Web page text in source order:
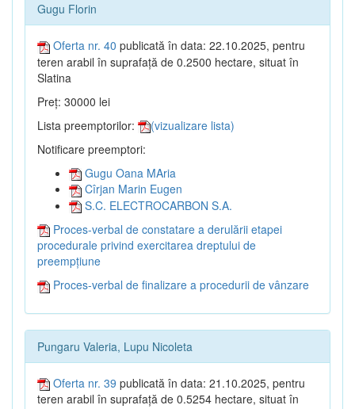
Gugu Florin
Oferta nr. 40 publicată în data: 22.10.2025, pentru
teren arabil în suprafață de 0.2500 hectare, situat în
Slatina
Preț: 30000 lei
Lista preemptorilor:
(vizualizare lista)
Notificare preemptori:
Gugu Oana MAria
Cîrjan Marin Eugen
S.C. ELECTROCARBON S.A.
Proces-verbal de constatare a derulării etapei
procedurale privind exercitarea dreptului de
preempțiune
Proces-verbal de finalizare a procedurii de vânzare
Pungaru Valeria, Lupu Nicoleta
Oferta nr. 39 publicată în data: 21.10.2025, pentru
teren arabil în suprafață de 0.5254 hectare, situat în